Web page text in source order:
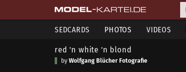
SEDCARDS PHOTOS VIDEOS
red 'n white 'n blond
by Wolfgang Blücher Fotografie